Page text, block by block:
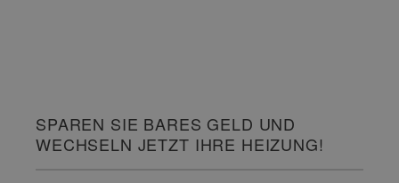
SPAREN SIE BARES GELD UND
WECHSELN JETZT IHRE HEIZUNG!